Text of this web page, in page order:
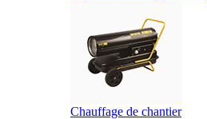
Chauffage de chantier